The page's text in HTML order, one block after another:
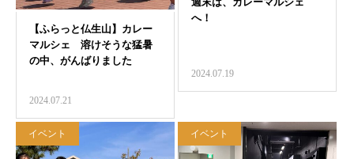
2024.07.21
2024.07.19
イベント イベント